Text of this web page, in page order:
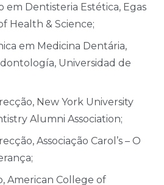
em Dentisteria Estética, Egas
Health & Science;
em Medicina Dentária,
Universidad de
New York University
Alumni Association;
Associação Carol’s – O
American College of